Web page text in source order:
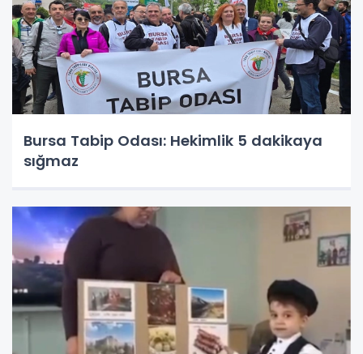
Bursa Tabip Odası: Hekimlik 5 dakikaya
sığmaz